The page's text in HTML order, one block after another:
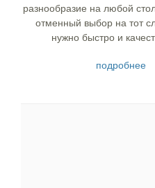
разнообразие на любой
отменный выбор на тот
нужно быстро и
подробнее